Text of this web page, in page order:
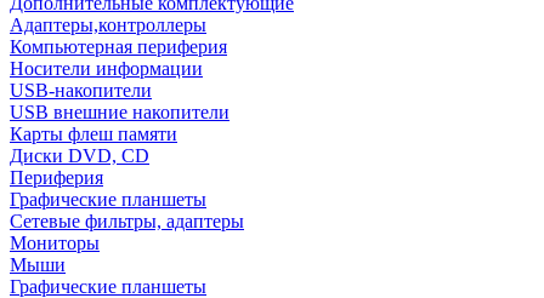
Адаптеры,контроллеры
Компьютерная периферия
Носители информации
USB-накопители
USB внешние накопители
Карты флеш памяти
Диски DVD, CD
Периферия
Графические планшеты
Сетевые фильтры, адаптеры
Мониторы
Мыши
Графические планшеты